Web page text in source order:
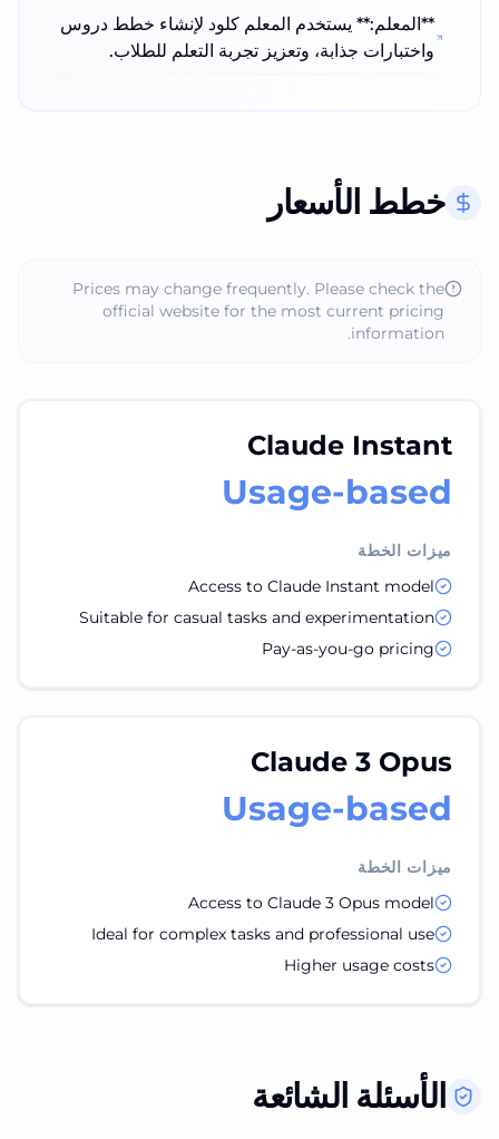
**المعلم:** يستخدم المعلم كلود لإنشاء خطط دروس
واختبارات جذابة، وتعزيز تجربة التعلم للطلاب.
خطط الأسعار
Prices may change frequently. Please check the
official website for the most current pricing
information.
Claude Instant
Usage-based
ميزات الخطة
Access to Claude Instant model
Suitable for casual tasks and experimentation
Pay-as-you-go pricing
Claude 3 Opus
Usage-based
ميزات الخطة
Access to Claude 3 Opus model
Ideal for complex tasks and professional use
Higher usage costs
الأسئلة الشائعة